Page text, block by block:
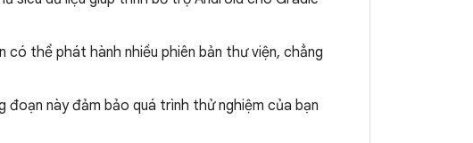
có thể phát hành nhiều phiên bản thư viện, chẳng
đoạn này đảm bảo quá trình thử nghiệm của bạn